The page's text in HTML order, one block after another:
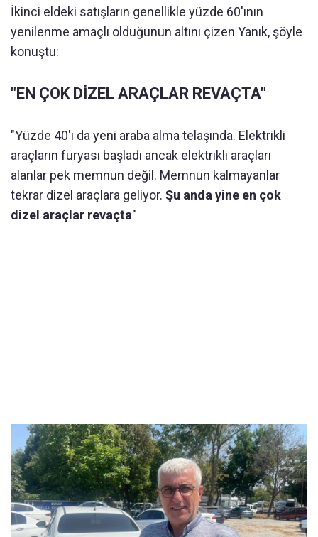
İkinci eldeki satışların genellikle yüzde 60'ının
yenilenme amaçlı olduğunun altını çizen Yanık, şöyle
konuştu:
"EN ÇOK DİZEL ARAÇLAR REVAÇTA"
"Yüzde 40'ı da yeni araba alma telaşında. Elektrikli
araçların furyası başladı ancak elektrikli araçları
alanlar pek memnun değil. Memnun kalmayanlar
tekrar dizel araçlara geliyor. Şu anda yine en çok
dizel araçlar revaçta"